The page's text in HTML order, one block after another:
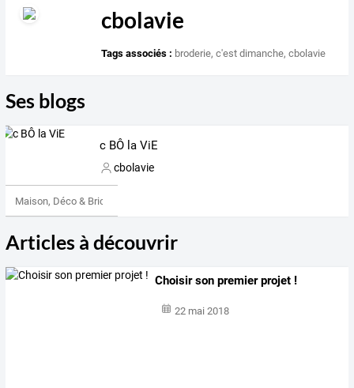
cbolavie
Tags associés : broderie,c'est dimanche,cbolavie
Ses blogs
c BÔ la ViE
cbolavie
Maison, Déco & Bricolage
Articles à découvrir
Choisir son premier projet !
22 mai 2018